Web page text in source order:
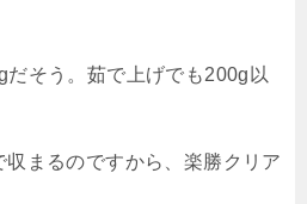
そう。茹で上げでも200g以
まるのですから、楽勝クリア